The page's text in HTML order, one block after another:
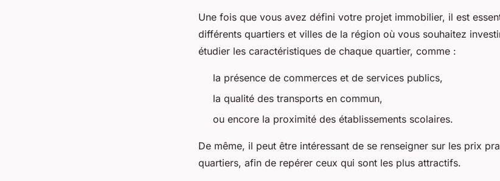
Une fois que vous avez défini votre projet immobilier, il est
différents quartiers et villes de la région où vous souhaitez
étudier les caractéristiques de chaque quartier, comme :
la présence de commerces et de services publics,
la qualité des transports en commun,
ou encore la proximité des établissements scolaires.
De même, il peut être intéressant de se renseigner sur les prix
quartiers, afin de repérer ceux qui sont les plus attractifs.